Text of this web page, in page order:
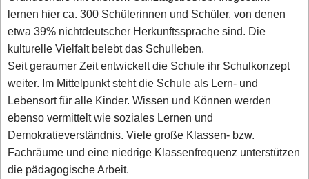
lernen hier ca. 300 Schülerinnen und Schüler, von denen
etwa 39% nichtdeutscher Herkunftssprache sind. Die
kulturelle Vielfalt belebt das Schulleben.
Seit geraumer Zeit entwickelt die Schule ihr Schulkonzept
weiter. Im Mittelpunkt steht die Schule als Lern- und
Lebensort für alle Kinder. Wissen und Können werden
ebenso vermittelt wie soziales Lernen und
Demokratieverständnis. Viele große Klassen- bzw.
Fachräume und eine niedrige Klassenfrequenz unterstützen
die pädagogische Arbeit.